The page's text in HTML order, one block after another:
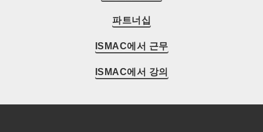
파트너십
ISMAC에서 근무
ISMAC에서 강의